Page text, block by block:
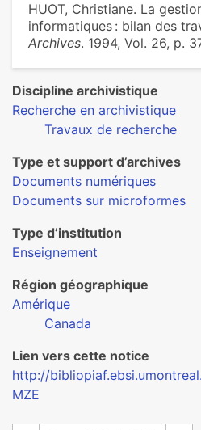
HUOT, Christiane. La
informatiques : bilan des
Archives. 1994, Vol. 26, p.
Discipline archivistique
Recherche en archivistique
Travaux de recherche
Type et support d’archives
Documents numériques
Documents sur microformes
Type d’institution
Enseignement
Région géographique
Amérique
Canada
Lien vers cette notice
http://
MZE